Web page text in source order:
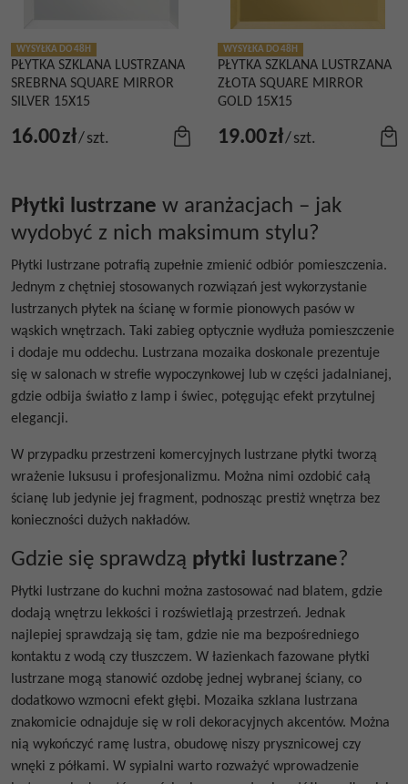
WYSYŁKA DO 48H
PŁYTKA SZKLANA LUSTRZANA
SREBRNA SQUARE MIRROR
SILVER 15X15
16.00zł/szt.
WYSYŁKA DO 48H
PŁYTKA SZKLANA LUSTRZANA
ZŁOTA SQUARE MIRROR
GOLD 15X15
19.00zł/szt.
Płytki lustrzane w aranżacjach – jak
wydobyć z nich maksimum stylu?
Płytki lustrzane potrafią zupełnie zmienić odbiór pomieszczenia.
Jednym z chętniej stosowanych rozwiązań jest wykorzystanie
lustrzanych płytek na ścianę w formie pionowych pasów w
wąskich wnętrzach. Taki zabieg optycznie wydłuża pomieszczenie
i dodaje mu oddechu. Lustrzana mozaika doskonale prezentuje
się w salonach w strefie wypoczynkowej lub w części jadalnianej,
gdzie odbija światło z lamp i świec, potęgując efekt przytulnej
elegancji.
W przypadku przestrzeni komercyjnych lustrzane płytki tworzą
wrażenie luksusu i profesjonalizmu. Można nimi ozdobić całą
ścianę lub jedynie jej fragment, podnosząc prestiż wnętrza bez
konieczności dużych nakładów.
Gdzie się sprawdzą płytki lustrzane?
Płytki lustrzane do kuchni można zastosować nad blatem, gdzie
dodają wnętrzu lekkości i rozświetlają przestrzeń. Jednak
najlepiej sprawdzają się tam, gdzie nie ma bezpośredniego
kontaktu z wodą czy tłuszczem. W łazienkach fazowane płytki
lustrzane mogą stanowić ozdobę jednej wybranej ściany, co
dodatkowo wzmocni efekt głębi. Mozaika szklana lustrzana
znakomicie odnajduje się w roli dekoracyjnych akcentów. Można
nią wykończyć ramę lustra, obudowę niszy prysznicowej czy
wnęki z półkami. W sypialni warto rozważyć wprowadzenie